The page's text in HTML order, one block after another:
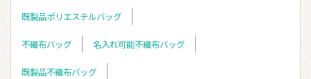
既製品ポリエステルバッグ
不織布バッグ 名入れ可能不織布バッグ
既製品不織布バッグ